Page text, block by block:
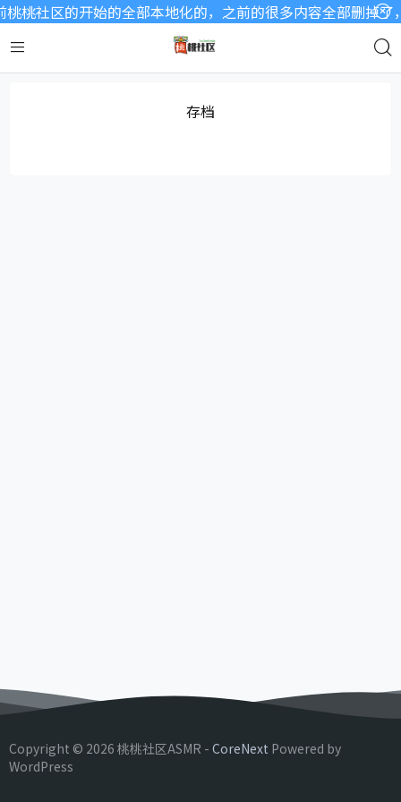
桃社区的开始的全部本地化的，之前的很多内容全部删掉
存档
Copyright © 2026 桃桃社区ASMR - CoreNext Powered by
WordPress